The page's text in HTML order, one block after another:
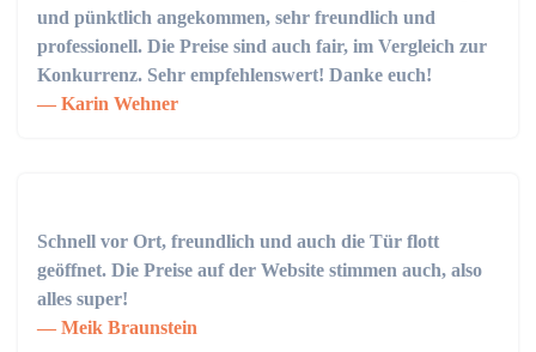
und pünktlich angekommen, sehr freundlich und
professionell. Die Preise sind auch fair, im Vergleich zur
Konkurrenz. Sehr empfehlenswert! Danke euch!
Karin Wehner
Schnell vor Ort, freundlich und auch die Tür flott
geöffnet. Die Preise auf der Website stimmen auch, also
alles super!
Meik Braunstein